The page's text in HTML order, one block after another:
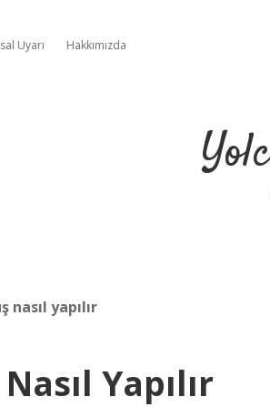
Uyarı Hakkımızda
yapılır
Yapılır